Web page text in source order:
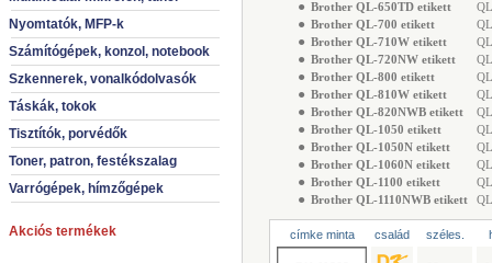
Nyomtatók, MFP-k
Számítógépek, konzol, notebook
Szkennerek, vonalkódolvasók
Táskák, tokok
Tisztítók, porvédők
Toner, patron, festékszalag
Varrógépek, hímzőgépek
Akciós termékek
● Brother QL-650TD etikett
● Brother QL-700 etikett
● Brother QL-710W etikett
● Brother QL-720NW etikett
● Brother QL-800 etikett
● Brother QL-810W etikett
● Brother QL-820NWB etikett
● Brother QL-1050 etikett
● Brother QL-1050N etikett
● Brother QL-1060N etikett
● Brother QL-1100 etikett
● Brother QL-1110NWB etikett
címke minta család széles.